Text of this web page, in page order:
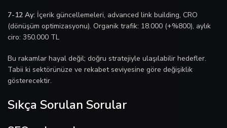
7-12 Ay: İçerik güncellemeleri, advanced link building, CRO
(dönüşüm optimizasyonu). Organik trafik: 18.000 (+%800), aylık
ciro: 350.000 TL
Bu rakamlar hayal değil; doğru stratejiyle ulaşılabilir hedefler.
Tabii ki sektörünüze ve rekabet seviyesine göre değişiklik
gösterecektir.
Sıkça Sorulan Sorular